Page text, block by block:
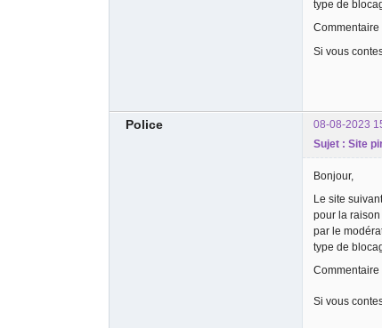
type de
Si vous
Police
08-08-2023
Sujet : Site
Bonjour,
Le site
pour la
par le
type de
Si vous